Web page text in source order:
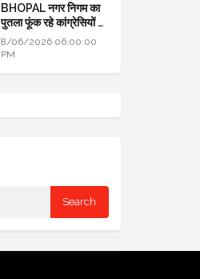
BHOPAL नगर निगम का
पुतला फूंक रहे कांग्रेसियों ने
कहा: जब एरिया कमर्शियल
नहीं तो टैक्स क्यों लिया
8/06/2026 06:00:00
PM